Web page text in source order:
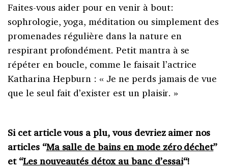
Faites-vous aider pour en venir à bout:
sophrologie, yoga, méditation ou simplement des
promenades régulière dans la nature en
respirant profondément. Petit mantra à se
répéter en boucle, comme le faisait l’actrice
Katharina Hepburn : « Je ne perds jamais de vue
que le seul fait d’exister est un plaisir. »
Si cet article vous a plu, vous devriez aimer nos
articles “Ma salle de bains en mode zéro déchet”
et “Les nouveautés détox au banc d’essai“!